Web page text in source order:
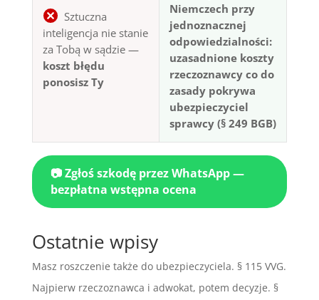
Sztuczna
inteligencja nie stanie
za Tobą w sądzie —
koszt błędu
ponosisz Ty
Niemczech przy
jednoznacznej
odpowiedzialności:
uzasadnione koszty
rzeczoznawcy co do
zasady pokrywa
ubezpieczyciel
sprawcy (§ 249 BGB)
📷 Zgłoś szkodę przez WhatsApp —
bezpłatna wstępna ocena
Ostatnie wpisy
Masz roszczenie także do ubezpieczyciela. § 115 VVG.
Najpierw rzeczoznawca i adwokat, potem decyzje. §